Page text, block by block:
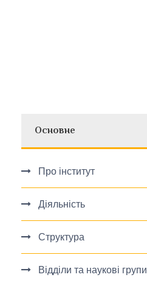
Основне
Про інститут
Діяльність
Структура
Відділи та наукові групи